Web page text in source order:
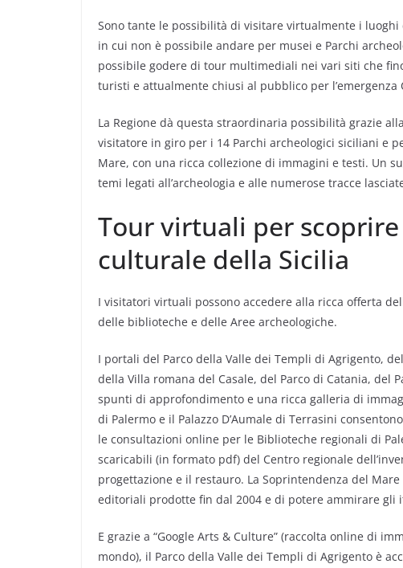
Sono tante le possibilità di visitare virtualmente i
in cui non è possibile andare per musei e Parchi
possibile godere di tour multimediali nei vari siti che
turisti e attualmente chiusi al pubblico per l’emergenza
La Regione dà questa straordinaria possibilità grazie
visitatore in giro per i 14 Parchi archeologici siciliani e
Mare, con una ricca collezione di immagini e testi. Un
temi legati all’archeologia e alle numerose tracce
Tour virtuali per
culturale della Sicilia
I visitatori virtuali possono accedere alla ricca offerta
delle biblioteche e delle Aree archeologiche.
I portali del Parco della Valle dei Templi di Agrigento,
della Villa romana del Casale, del Parco di Catania, del
spunti di approfondimento e una ricca galleria di
di Palermo e il Palazzo D’Aumale di Terrasini
le consultazioni online per le Biblioteche regionali di
scaricabili (in formato pdf) del Centro regionale
progettazione e il restauro. La Soprintendenza del
editoriali prodotte fin dal 2004 e di potere ammirare
E grazie a “Google Arts & Culture” (raccolta online di
mondo), il Parco della Valle dei Templi di Agrigento è